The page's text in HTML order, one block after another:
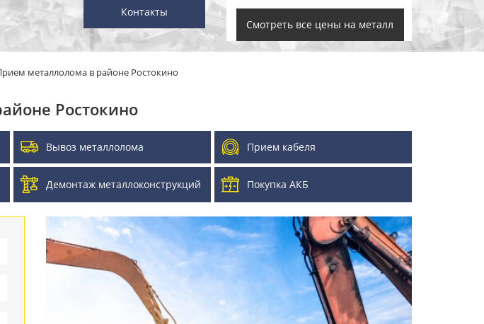
Смотреть все цены на металл
Контакты
металлолома в районе Ростокино
Ростокино
Вывоз металлолома Прием кабеля
Демонтаж металлоконструкций Покупка АКБ